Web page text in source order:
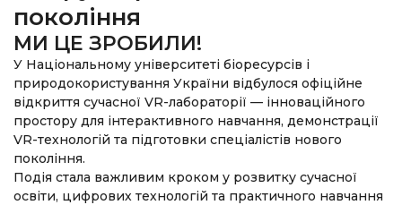
покоління
МИ ЦЕ ЗРОБИЛИ!
У Національному університеті біоресурсів і
природокористування України відбулося офіційне
відкриття сучасної VR-лабораторії — інноваційного
простору для інтерактивного навчання, демонстрації
VR-технологій та підготовки спеціалістів нового
покоління.
Подія стала важливим кроком у розвитку сучасної
освіти, цифрових технологій та практичного навчання